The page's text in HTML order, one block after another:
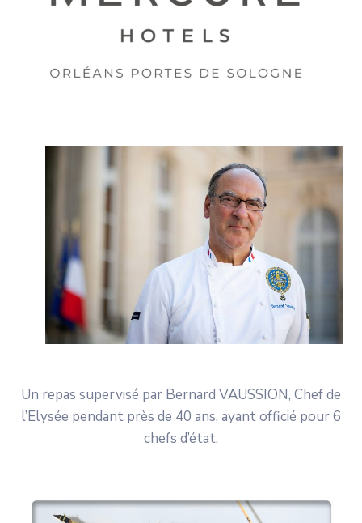
Un repas supervisé par Bernard VAUSSION, Chef de
l’Elysée pendant près de 40 ans, ayant officié pour 6
chefs d’état.